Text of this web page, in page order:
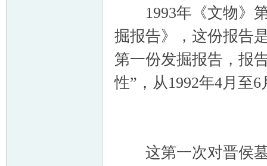
1993年《文物》第
掘报告》，这份报告
第一份发掘报告，报
性”，从1992年4月至
这第一次对晋侯墓